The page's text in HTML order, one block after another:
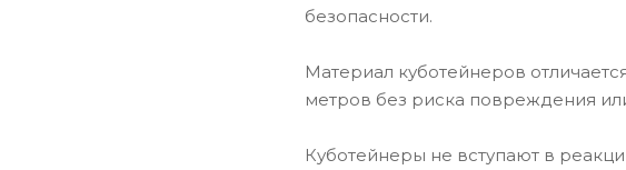
безопасности.
Материал куботейнеров
метров без риска повреждения
Куботейнеры не вступают в